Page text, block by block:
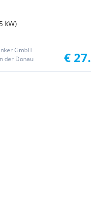
kW)
GmbH
der Donau
€